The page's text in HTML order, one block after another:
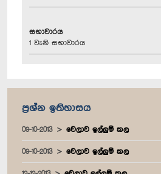
සභාවාරය
1 වැනි සභාවාරය
ප්‍රශ්න ඉතිහාසය
09-10-2013 වෙලාව ඉල්ලුම් කල
09-10-2013 වෙලාව ඉල්ලුම් කල